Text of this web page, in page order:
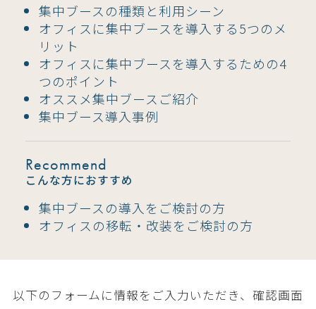
集中ブースの種類と利用シーン
オフィスに集中ブースを導入する5つのメ
リット
オフィスに集中ブースを導入するための4
つのポイント
オススメ集中ブースご紹介
集中ブース導入事例
Recommend
こんな方におすすめ
集中ブースの導入をご検討の方
オフィスの移転・改装をご検討の方
以下のフォームに情報をご入力いただき、確認画面